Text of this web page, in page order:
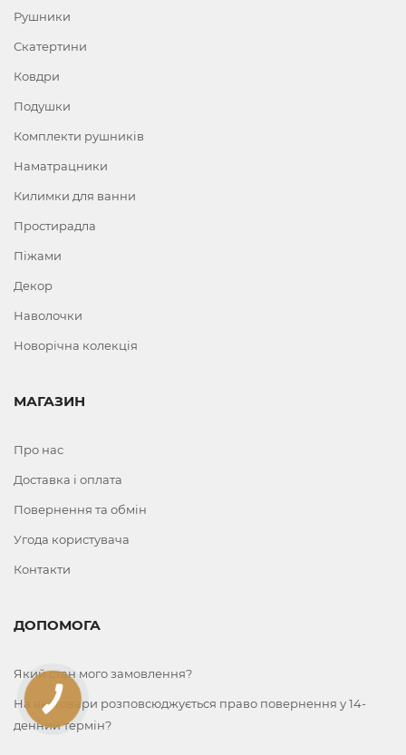
Рушники
Скатертини
Ковдри
Подушки
Комплекти рушників
Наматрацники
Килимки для ванни
Простирадла
Піжами
Декор
Наволочки
Новорічна колекція
МАГАЗИН
Про нас
Доставка і оплата
Повернення та обмін
Угода користувача
Контакти
ДОПОМОГА
Який стан мого замовлення?
На які товари розповсюджується право повернення у 14-
денний термін?
КНОПКА
ЗВ'ЯЗКУ